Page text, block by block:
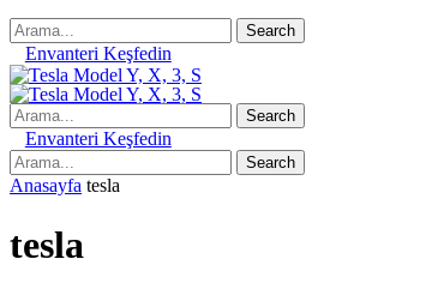
Search
Envanteri Keşfedin
Search
Envanteri Keşfedin
Search
Anasayfa tesla
tesla